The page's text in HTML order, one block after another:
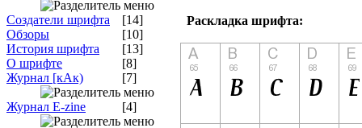
Создатели шрифта
[14]
Обзоры
[10]
История шрифта
[13]
О шрифте
[8]
Журнал [кАк)
[7]
Журнал E-zine [4]
Раскладка шрифта: